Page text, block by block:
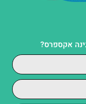
אקספרס?